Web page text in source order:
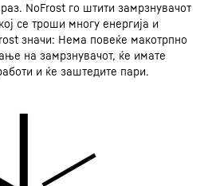
NoFrost го штити замрзнувачот
се троши многу енергија и
значи: Нема повеќе макотрпно
на замрзнувачот, ќе имате
и ќе заштедите пари.